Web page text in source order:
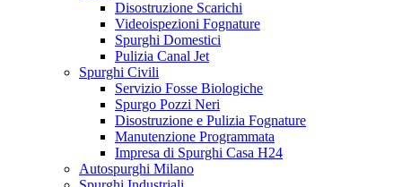
Disostruzione Scarichi
Videoispezioni Fognature
Spurghi Domestici
Pulizia Canal Jet
Spurghi Civili
Servizio Fosse Biologiche
Spurgo Pozzi Neri
Disostruzione e Pulizia Fognature
Manutenzione Programmata
Impresa di Spurghi Casa H24
Autospurghi Milano